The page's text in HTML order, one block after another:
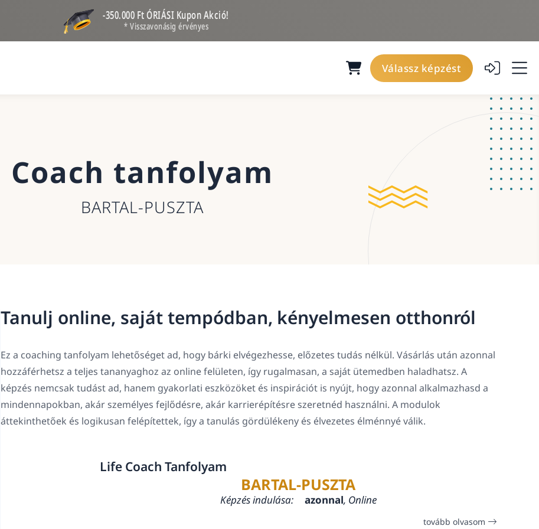
-350.000 Ft ÓRIÁSI Kupon Akció!
* Visszavonásig érvényes
Válassz képzést
Coach tanfolyam
BARTAL-PUSZTA
Tanulj online, saját tempódban, kényelmesen otthonról
Ez a coaching tanfolyam lehetőséget ad, hogy bárki elvégezhesse, előzetes tudás nélkül. Vásárlás után azonnal
hozzáférhetsz a teljes tananyaghoz az online felületen, így rugalmasan, a saját ütemedben haladhatsz. A
képzés nemcsak tudást ad, hanem gyakorlati eszközöket és inspirációt is nyújt, hogy azonnal alkalmazhasd a
mindennapokban, akár személyes fejlődésre, akár karrierépítésre szeretnéd használni. A modulok
áttekinthetőek és logikusan felépítettek, így a tanulás gördülékeny és élvezetes élménnyé válik.
Life Coach Tanfolyam
BARTAL-PUSZTA
Képzés indulása: azonnal, Online
tovább olvasom